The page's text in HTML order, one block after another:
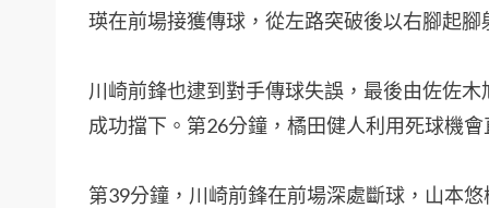
瑛在前場接獲傳球，從左路突破後以右腳起
川崎前鋒也逮到對手傳球失誤，最後由佐佐
成功擋下。第26分鐘，橘田健人利用死球機
第39分鐘，川崎前鋒在前場深處斷球，山本